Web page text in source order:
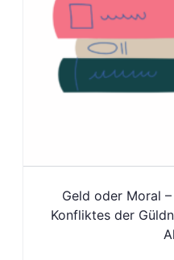
Geld oder Moral
Konfliktes der